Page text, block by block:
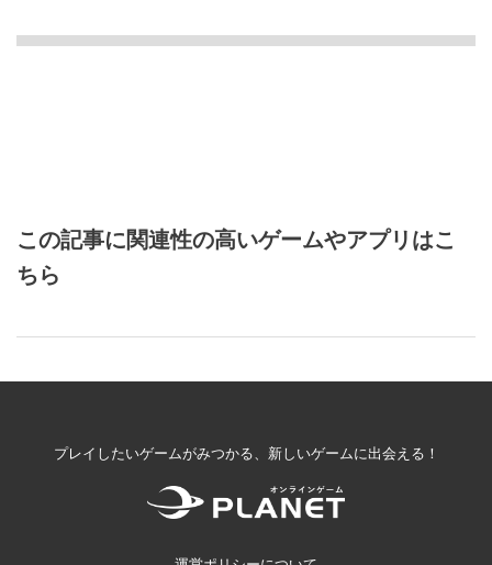
この記事に関連性の高いゲームやアプリはこ
ちら
プレイしたいゲームがみつかる、新しいゲームに出会える！